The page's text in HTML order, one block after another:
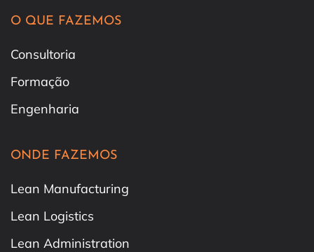
O QUE FAZEMOS
Consultoria
Formação
Engenharia
ONDE FAZEMOS
Lean Manufacturing
Lean Logistics
Lean Administration